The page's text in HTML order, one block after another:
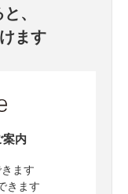
、
ます
内
ます
きます